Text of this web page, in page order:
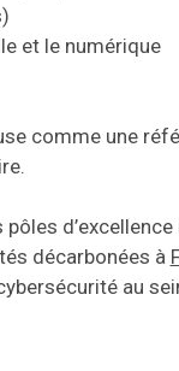
et le numérique
comme une
décarbonées à
au